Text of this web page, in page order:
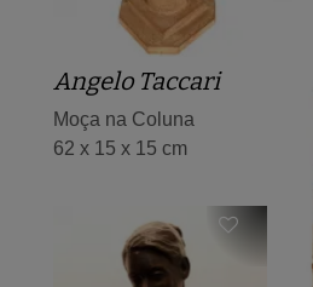
Angelo Taccari
Moça na Coluna
62 x 15 x 15 cm